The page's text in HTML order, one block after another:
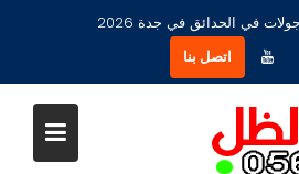
في الحدائق في جدة 2026
اتصل بنا